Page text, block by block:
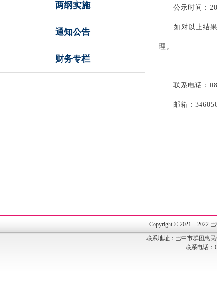
两纲实施
通知公告
财务专栏
公示时间：
如对以上结果
理。
联 系电话：
邮箱：
Copyright © 2021—2022
联系地址：巴中市群团惠
联系电话：